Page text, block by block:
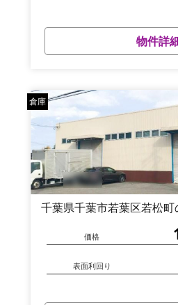
物件詳
倉庫
千葉県千葉市若葉区若松町
価格
表面利回り